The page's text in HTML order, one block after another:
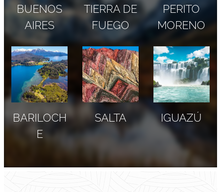
BUENOS
AIRES
TIERRA DE
FUEGO
PERITO
MORENO
BARILOCH
E
SALTA IGUAZÚ